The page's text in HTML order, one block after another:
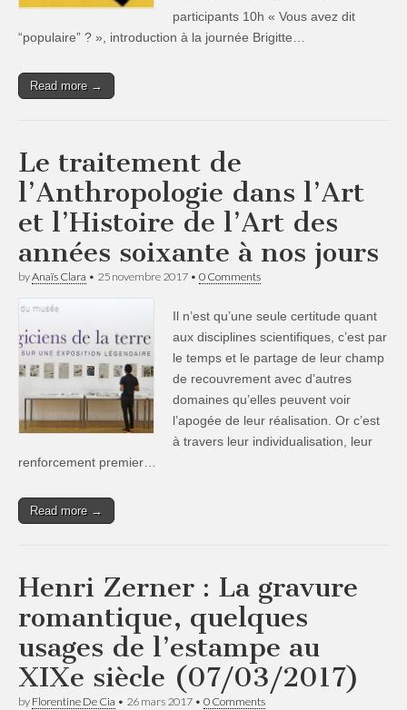
participants 10h « Vous avez dit
“populaire” ? », introduction à la journée Brigitte…
Read more →
Le traitement de
l’Anthropologie dans l’Art
et l’Histoire de l’Art des
années soixante à nos jours
byAnaïs Clara • 25 novembre 2017 • 0 Comments
Il n’est qu’une seule certitude quant
aux disciplines scientifiques, c’est par
le temps et le partage de leur champ
de recouvrement avec d’autres
domaines qu’elles peuvent voir
l’apogée de leur réalisation. Or c’est
à travers leur individualisation, leur
renforcement premier…
Read more →
Henri Zerner : La gravure
romantique, quelques
usages de l’estampe au
XIXe siècle (07/03/2017)
by Florentine De Cia • 26 mars 2017 • 0 Comments